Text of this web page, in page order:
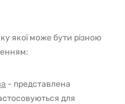
якої може бути різною
- представлена ​​
для